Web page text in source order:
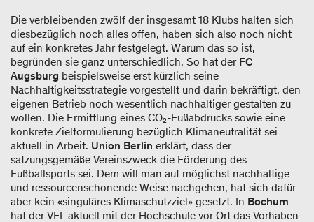
Die verbleibenden zwölf der insgesamt 18 Klubs halten sich
diesbezüglich noch alles offen, haben sich also noch nicht
auf ein konkretes Jahr festgelegt. Warum das so ist,
begründen sie ganz unterschiedlich. So hat der FC
Augsburg beispielsweise erst kürzlich seine
Nachhaltigkeitsstrategie vorgestellt und darin bekräftigt, den
eigenen Betrieb noch wesentlich nachhaltiger gestalten zu
wollen. Die Ermittlung eines CO₂-Fußabdrucks sowie eine
konkrete Zielformulierung bezüglich Klimaneutralität sei
aktuell in Arbeit. Union Berlin erklärt, dass der
satzungsgemäße Vereinszweck die Förderung des
Fußballsports sei. Dem will man auf möglichst nachhaltige
und ressourcenschonende Weise nachgehen, hat sich dafür
aber kein «singuläres Klimaschutzziel» gesetzt. In Bochum
hat der VFL aktuell mit der Hochschule vor Ort das Vorhaben